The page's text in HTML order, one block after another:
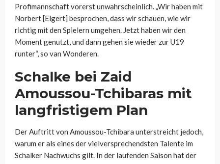
Profimannschaft vorerst unwahrscheinlich. „Wir haben mit
Norbert [Elgert] besprochen, dass wir schauen, wie wir
richtig mit den Spielern umgehen. Jetzt haben wir den
Moment genutzt, und dann gehen sie wieder zur U19
runter“, so van Wonderen.
Schalke bei Zaid
Amoussou-Tchibaras mit
langfristigem Plan
Der Auftritt von Amoussou-Tchibara unterstreicht jedoch,
warum er als eines der vielversprechendsten Talente im
Schalker Nachwuchs gilt. In der laufenden Saison hat der